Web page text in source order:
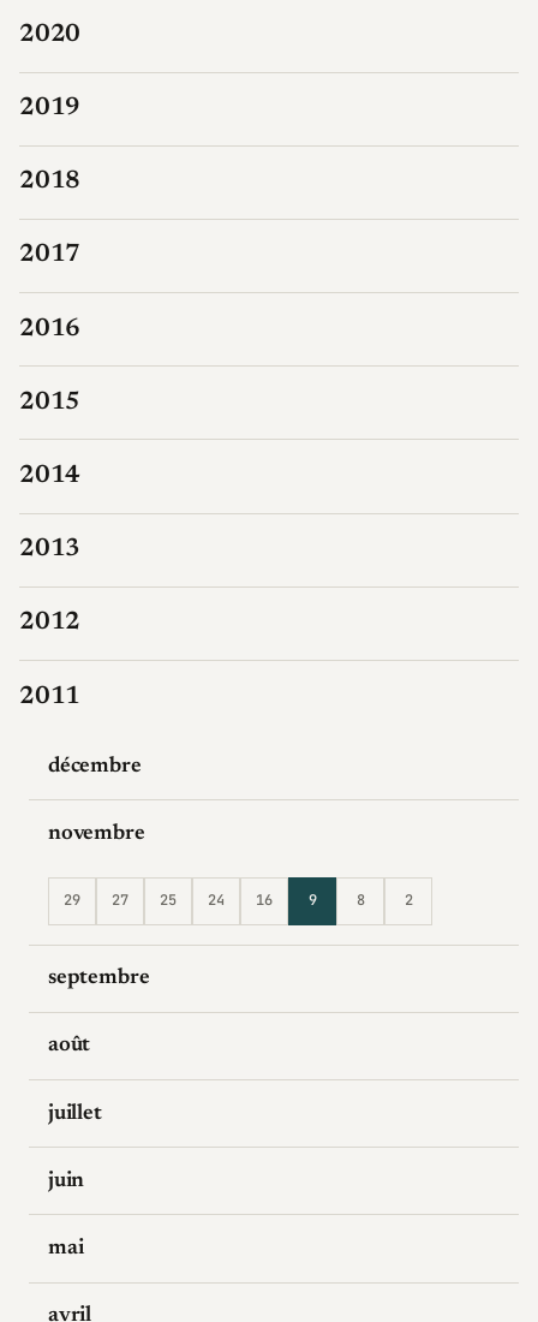
2020
2019
2018
2017
2016
2015
2014
2013
2012
2011
décembre
novembre
29 27 25 24 16 9 8 2
septembre
août
juillet
juin
mai
avril